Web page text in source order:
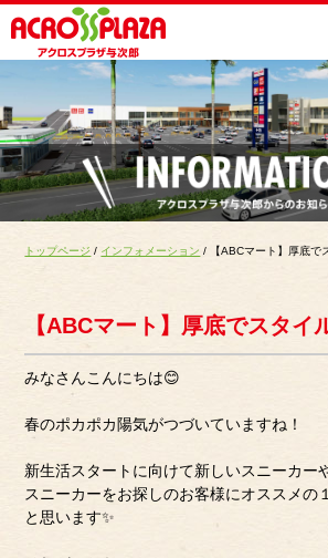
トップページ / インフォメーション / 【ABCマート】厚底で
【ABCマート】厚底でスタイ
みなさんこんにちは😊
春のポカポカ陽気がつづいていますね！
新生活スタートに向けて新しいスニーカー
スニーカーをお探しのお客様にオススメの
と思います✨